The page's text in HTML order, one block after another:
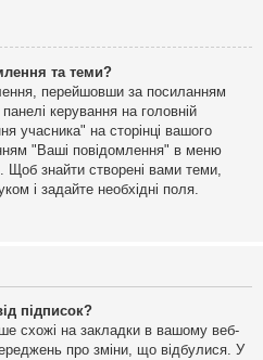
та теми?
перейшовши за посиланням
керування на головній
учасника" на сторінці вашого
"Ваші повідомлення" в меню
Щоб знайти створені вами теми,
і задайте необхідні поля.
підписок?
схожі на закладки в вашому веб-
про зміни, що відбулися. У